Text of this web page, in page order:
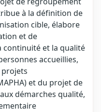
à la définition de
cible, élabore
et de
et la qualité
accueillies,
et du projet de
démarches qualité,